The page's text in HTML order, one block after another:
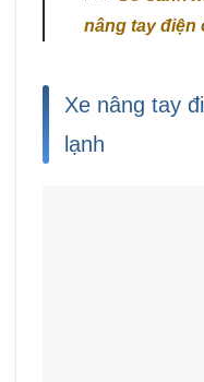
nâng tay điện
Xe nâng tay
lạnh